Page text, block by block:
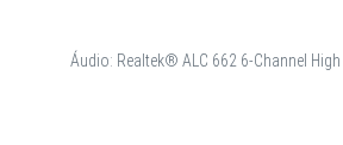
Áudio: Realtek® ALC 662 6-Channel